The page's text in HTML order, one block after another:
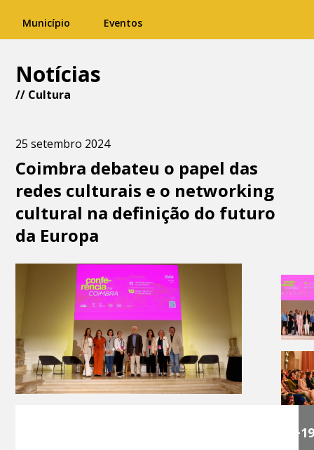
Município Eventos
Notícias
// Cultura
25 setembro 2024
Coimbra debateu o papel das
redes culturais e o networking
cultural na definição do futuro
da Europa
+19